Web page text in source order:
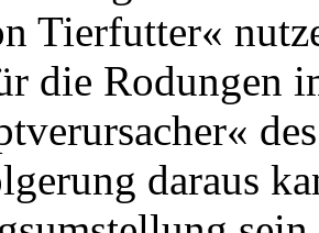
Tierfutter«
die Rodungen
daraus